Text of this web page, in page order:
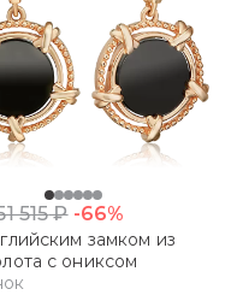
515₽ -66%
замком из
с ониксом